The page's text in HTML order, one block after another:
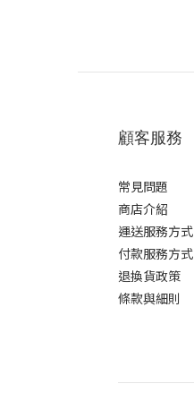
顧客服務
常見問題
商店介紹
運送服務方式
付款服務方式
退換貨政策
條款與細則